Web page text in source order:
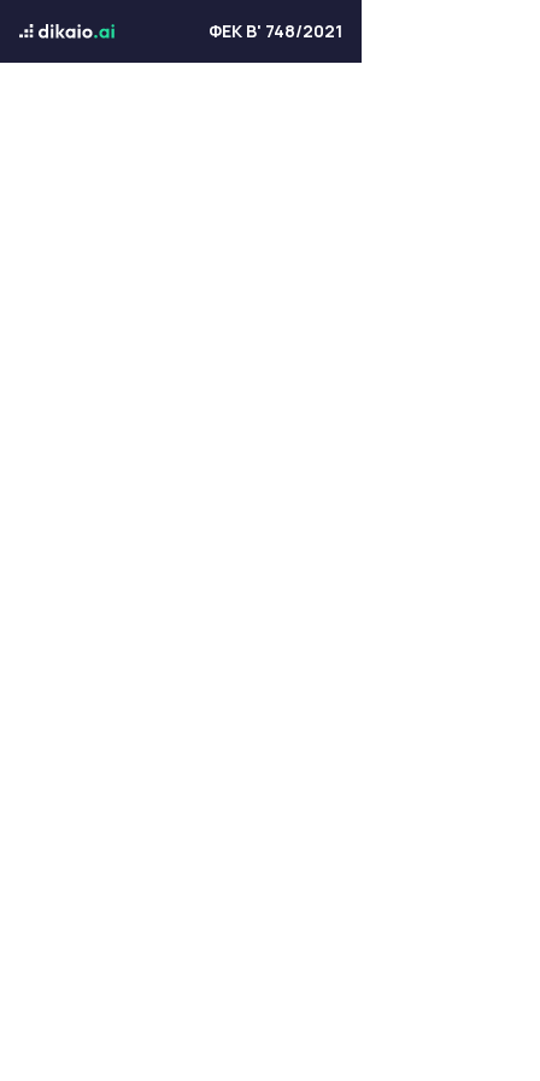
ΦΕΚ Β' 748/2021